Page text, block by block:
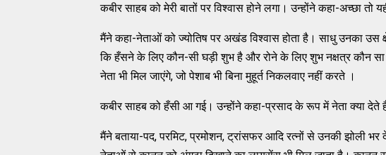
कबीर साहब को मेरी बातों पर विश्वास होने लगा। उन्होंने कहा-अच्छा तो
मैंने कहा-नेताओं को ज्योतिष पर अखंड विश्वास होता है। साधु उनका उस
कि हँसने के लिए कौन-सी घड़ी शुभ है और रोने के लिए शुभ नक्षत्र कौन
नेता भी मिल जाएंगे, जो पेशाब भी बिना मुहूर्त निकलवाए नहीं करते ।
कबीर साहब को हँसी आ गई। उन्होंने कहा-प्रसाद के रूप में नेता क्या देते
मैंने बताया-पद, परमिट, प्रमोशन, ट्रांसफर आदि रत्नों से उनकी झोली